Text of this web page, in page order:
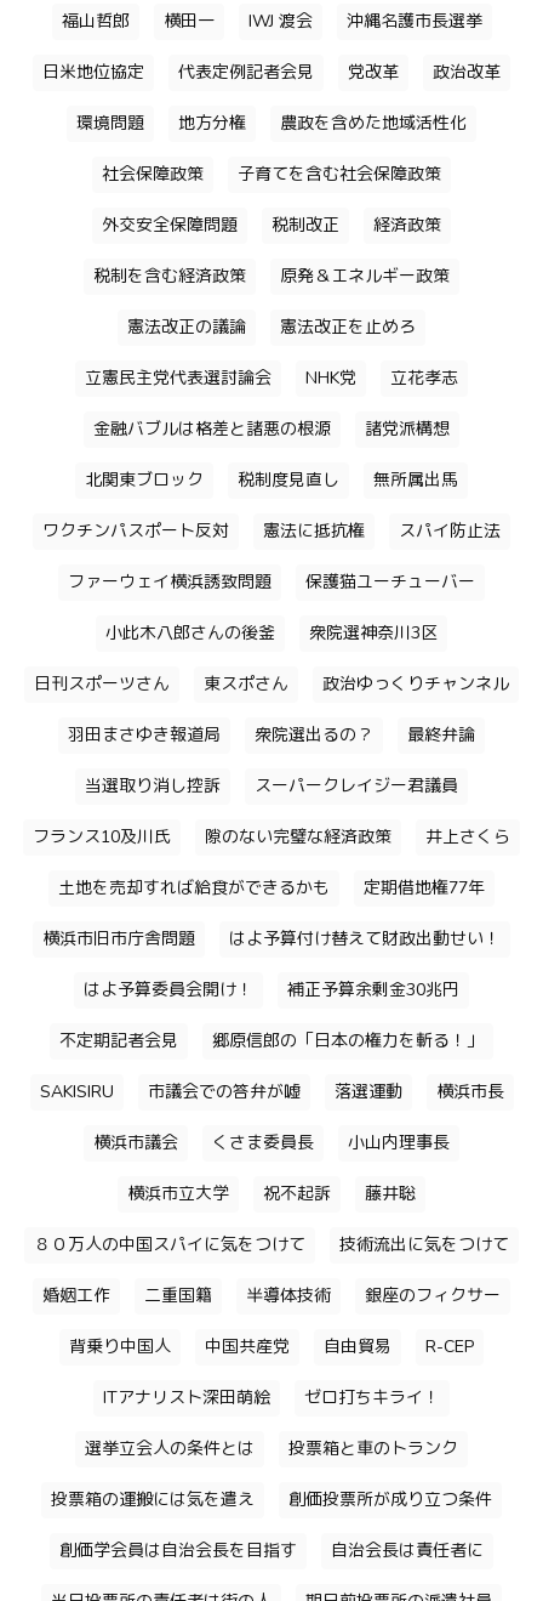
福山哲郎 横田一 IWJ 渡会 沖縄名護市長選挙
日米地位協定 代表定例記者会見 党改革 政治改革
環境問題 地方分権 農政を含めた地域活性化
社会保障政策 子育てを含む社会保障政策
外交安全保障問題 税制改正 経済政策
税制を含む経済政策 原発＆エネルギー政策
憲法改正の議論 憲法改正を止めろ
立憲民主党代表選討論会 NHK党 立花孝志
金融バブルは格差と諸悪の根源 諸党派構想
北関東ブロック 税制度見直し 無所属出馬
ワクチンパスポート反対 憲法に抵抗権 スパイ防止法
ファーウェイ横浜誘致問題 保護猫ユーチューバー
小此木八郎さんの後釜 衆院選神奈川3区
日刊スポーツさん 東スポさん 政治ゆっくりチャンネル
羽田まさゆき報道局 衆院選出るの？ 最終弁論
当選取り消し控訴 スーパークレイジー君議員
フランス10及川氏 隙のない完璧な経済政策 井上さくら
土地を売却すれば給食ができるかも 定期借地権77年
横浜市旧市庁舎問題 はよ予算付け替えて財政出動せい！
はよ予算委員会開け！ 補正予算余剰金30兆円
不定期記者会見 郷原信郎の「日本の権力を斬る！」
SAKISIRU 市議会での答弁が嘘 落選運動 横浜市長
横浜市議会 くさま委員長 小山内理事長
横浜市立大学 祝不起訴 藤井聡
８０万人の中国スパイに気をつけて 技術流出に気をつけて
婚姻工作 二重国籍 半導体技術 銀座のフィクサー
背乗り中国人 中国共産党 自由貿易 R-CEP
ITアナリスト深田萌絵 ゼロ打ちキライ！
選挙立会人の条件とは 投票箱と車のトランク
投票箱の運搬には気を遣え 創価投票所が成り立つ条件
創価学会員は自治会長を目指す 自治会長は責任者に